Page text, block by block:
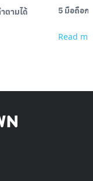
ตามได้
5 มือถือก
Read